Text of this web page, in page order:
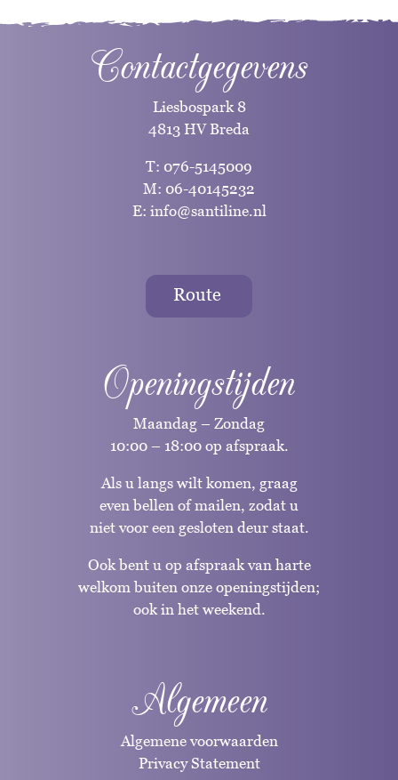
Contactgegevens
Liesbospark 8
4813 HV Breda
T: 076-5145009
M: 06-40145232
E: info@santiline.nl
Route
Openingstijden
Maandag – Zondag
10:00 – 18:00 op afspraak.
Als u langs wilt komen, graag
even bellen of mailen, zodat u
niet voor een gesloten deur staat.
Ook bent u op afspraak van harte
welkom buiten onze openingstijden;
ook in het weekend.
Algemeen
Algemene voorwaarden
Privacy Statement